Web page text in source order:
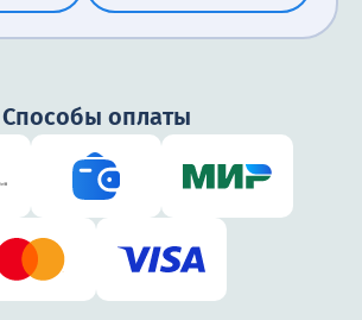
Способы оплаты